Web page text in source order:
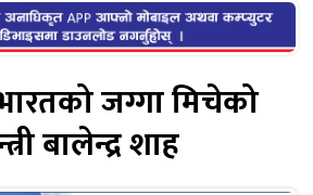
जग्गा मिचेको
बालेन्द्र शाह